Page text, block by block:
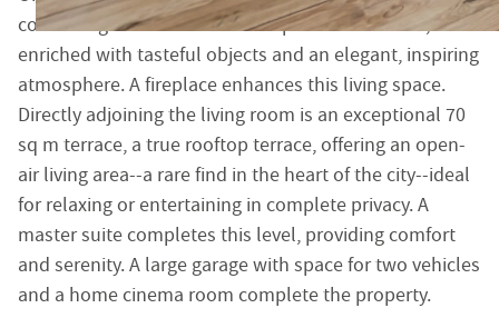
continuing the bohemian chic spirit of the house,
enriched with tasteful objects and an elegant, inspiring
atmosphere. A fireplace enhances this living space.
Directly adjoining the living room is an exceptional 70
sq m terrace, a true rooftop terrace, offering an open-
air living area--a rare find in the heart of the city--ideal
for relaxing or entertaining in complete privacy. A
master suite completes this level, providing comfort
and serenity. A large garage with space for two vehicles
and a home cinema room complete the property.
Numéro individuel d'assujettissement à la TVA : FR 48
Réglementation :
Loi n° 70-9 du 2 janvier 1970 – Décret n° 2005-1315
SARL EMILE GARCIN PROVENCE, titulaire de la carte
Adhérent au Syndicat National des Professionnels
Garantie financière auprès de Q.B.E Europe SA/NV -
Honoraires de négociation : 6 % TTC (5 % + TVA 20
Le médiateur compétent en cas de litige est :